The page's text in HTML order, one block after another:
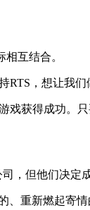
互结合。
，想让我们
戏获得成功
，但他们决定
重新燃起寄情